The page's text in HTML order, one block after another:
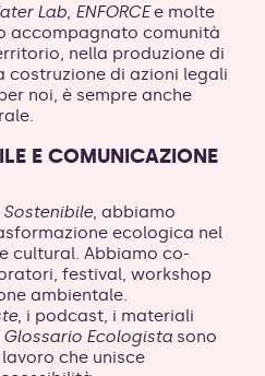
Lab, ENFORCEe molte
accompagnato comunità
nella produzione di
costruzione di azioni legali
noi, è sempre anche
E COMUNICAZIONE
, abbiamo
ecologica nel
cultural. Abbiamo co-
festival, workshop
ambientale.
, i podcast, i materiali
Glossario Ecologista sono
che unisce